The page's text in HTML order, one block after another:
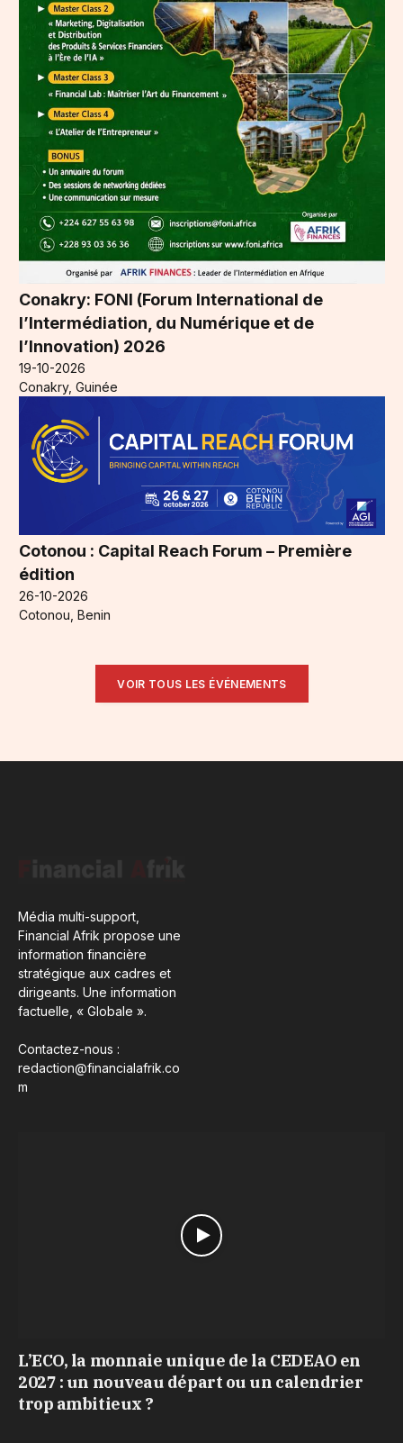
Conakry: FONI (Forum International de
l’Intermédiation, du Numérique et de
l’Innovation) 2026
19-10-2026
Conakry, Guinée
Cotonou : Capital Reach Forum – Première
édition
26-10-2026
Cotonou, Benin
VOIR TOUS LES ÉVÉNEMENTS
Média multi-support,
Financial Afrik propose une
information financière
stratégique aux cadres et
dirigeants. Une information
factuelle, « Globale ».
Contactez-nous :
redaction@financialafrik.co
m
L’ECO, la monnaie unique de la CEDEAO en
2027 : un nouveau départ ou un calendrier
trop ambitieux ?